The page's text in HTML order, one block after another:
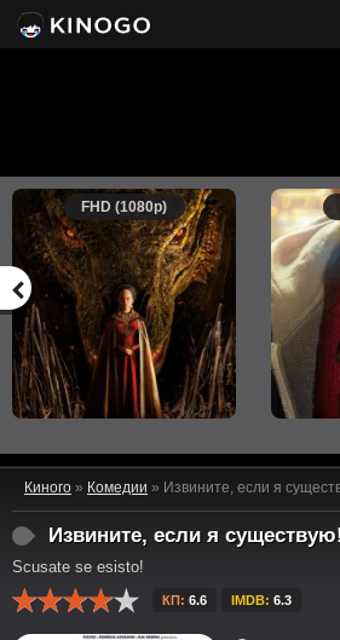
FHD (1080p)
Киного » Комедии » Извините, если я
Извините, если я
Scusate se esisto!
КП: 6.6 IMDB: 6.3